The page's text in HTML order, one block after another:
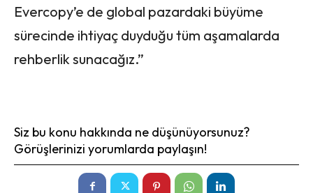
Evercopy’e de global pazardaki büyüme
sürecinde ihtiyaç duyduğu tüm aşamalarda
rehberlik sunacağız.”
Siz bu konu hakkında ne düşünüyorsunuz?
Görüşlerinizi yorumlarda paylaşın!